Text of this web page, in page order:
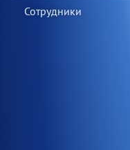
Сотрудники